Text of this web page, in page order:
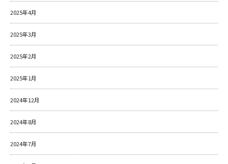
2025年4月
2025年3月
2025年2月
2025年1月
2024年12月
2024年8月
2024年7月